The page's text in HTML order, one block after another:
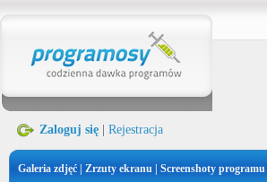
Zaloguj się Rejestracja
Galeria zdjęć | Zrzuty ekranu | Screenshoty programu